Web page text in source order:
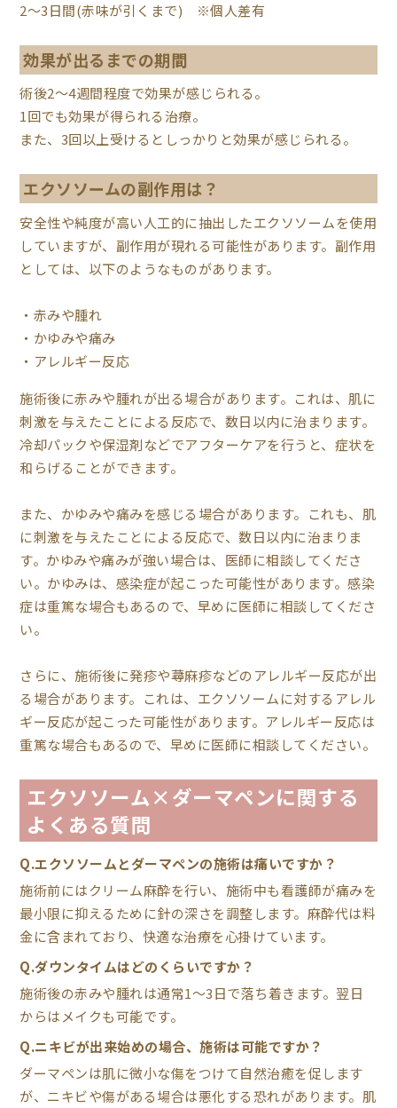
2～3日間(赤味が引くまで) ※個人差有
効果が出るまでの期間
術後2〜4週間程度で効果が感じられる。
1回でも効果が得られる治療。
また、3回以上受けるとしっかりと効果が感じられる。
エクソソームの副作用は？
安全性や純度が高い人工的に抽出したエクソソームを使用
していますが、副作用が現れる可能性があります。副作用
としては、以下のようなものがあります。
赤みや腫れ
かゆみや痛み
アレルギー反応
施術後に赤みや腫れが出る場合があります。これは、肌に
刺激を与えたことによる反応で、数日以内に治まります。
冷却パックや保湿剤などでアフターケアを行うと、症状を
和らげることができます。
また、かゆみや痛みを感じる場合があります。これも、肌
に刺激を与えたことによる反応で、数日以内に治まりま
す。かゆみや痛みが強い場合は、医師に相談してくださ
い。かゆみは、感染症が起こった可能性があります。感染
症は重篤な場合もあるので、早めに医師に相談してくださ
い。
さらに、施術後に発疹や蕁麻疹などのアレルギー反応が出
る場合があります。これは、エクソソームに対するアレル
ギー反応が起こった可能性があります。アレルギー反応は
重篤な場合もあるので、早めに医師に相談してください。
エクソソーム×ダーマペンに関する
よくある質問
Q.エクソソームとダーマペンの施術は痛いですか？
施術前にはクリーム麻酔を行い、施術中も看護師が痛みを
最小限に抑えるために針の深さを調整します。麻酔代は料
金に含まれており、快適な治療を心掛けています。
Q.ダウンタイムはどのくらいですか？
施術後の赤みや腫れは通常1〜3日で落ち着きます。翌日
からはメイクも可能です。
Q.ニキビが出来始めの場合、施術は可能ですか？
ダーマペンは肌に微小な傷をつけて自然治癒を促します
が、ニキビや傷がある場合は悪化する恐れがあります。肌